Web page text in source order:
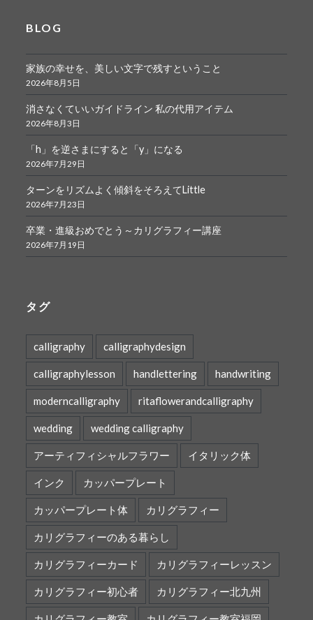
BLOG
家族の幸せを、美しい文字で残すということ
2026年8月5日
消さなくていいガイドライン 私の代用アイテム
2026年8月3日
「h」を逆さまにすると「y」になる
2026年7月29日
ターンをリズムよく傾斜をそろえてLittle
2026年7月23日
卒業・進級おめでとう～カリグラフィー講座
2026年7月19日
タグ
calligraphy calligraphydesign
calligraphylesson handlettering handwriting
moderncalligraphy ritaflowerandcalligraphy
wedding wedding calligraphy
アーティフィシャルフラワー イタリック体
インク カッパープレート
カッパープレート体 カリグラフィー
カリグラフィーのある暮らし
カリグラフィーカード カリグラフィーレッスン
カリグラフィー初心者 カリグラフィー北九州